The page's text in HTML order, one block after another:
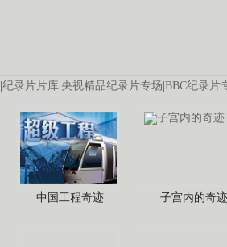
|纪录片片库|央视精品纪录片专场|BBC纪录片
中国工程奇迹 子宫内的奇迹